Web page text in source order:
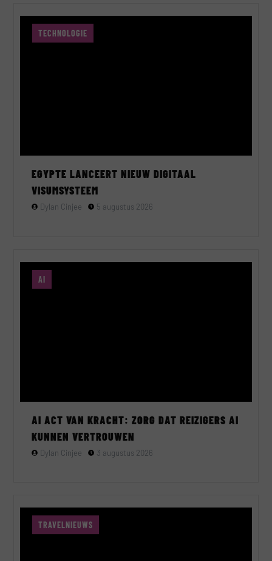
TECHNOLOGIE
EGYPTE LANCEERT NIEUW DIGITAAL
VISUMSYSTEEM
Dylan Cinjee 5 augustus 2026
AI
AI ACT VAN KRACHT: ZORG DAT REIZIGERS AI
KUNNEN VERTROUWEN
Dylan Cinjee 3 augustus 2026
TRAVELNIEUWS